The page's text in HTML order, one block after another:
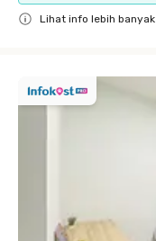
Lihat info lebih banyak